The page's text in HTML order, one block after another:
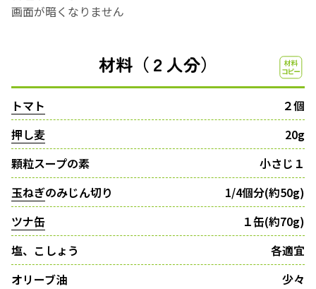
画面が暗くなりません
材料（２人分）
トマト
２個
押し麦
20g
顆粒スープの素
小さじ１
玉ねぎのみじん切り
1/4個分(約50g)
ツナ缶
１缶(約70g)
塩、こしょう
各適宜
オリーブ油
少々